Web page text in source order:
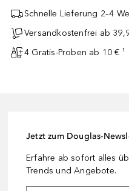
Schnelle Lieferung 2–4
Versandkostenfrei ab
4 Gratis-Proben ab 10 € ¹
Jetzt zum Douglas-
Erfahre ab sofort alles
Trends und Angebote.